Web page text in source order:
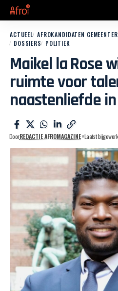
ACTUEEL AFROKANDIDATEN
DOSSIERS POLITIEK
Maikel la Rose
ruimte voor
naastenliefde
DoorREDACTIE AFROMAGAZINE Laatst